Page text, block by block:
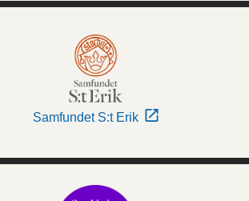
Samfundet S:t Erik